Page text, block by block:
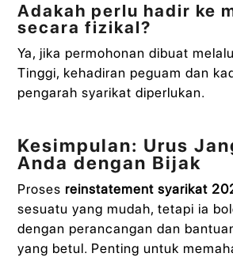
Adakah perlu hadir ke
secara fizikal?
Ya, jika permohonan dibuat
Tinggi, kehadiran peguam dan
pengarah syarikat diperlukan.
Kesimpulan: Urus
Anda dengan Bijak
Proses reinstatement syarikat
sesuatu yang mudah, tetapi ia
dengan perancangan dan
yang betul. Penting untuk